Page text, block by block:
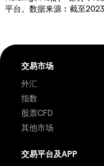
平台。数据来源︰截至
交易市场
外汇
指数
股票CFD
其他市场
交易平台及APP